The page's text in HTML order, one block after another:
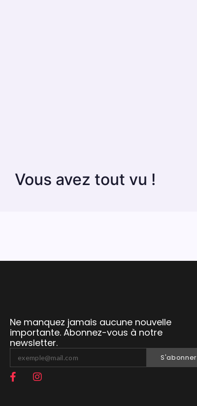
Vous avez tout vu !
Ne manquez jamais aucune nouvelle
importante. Abonnez-vous à notre
newsletter.
S'abonner